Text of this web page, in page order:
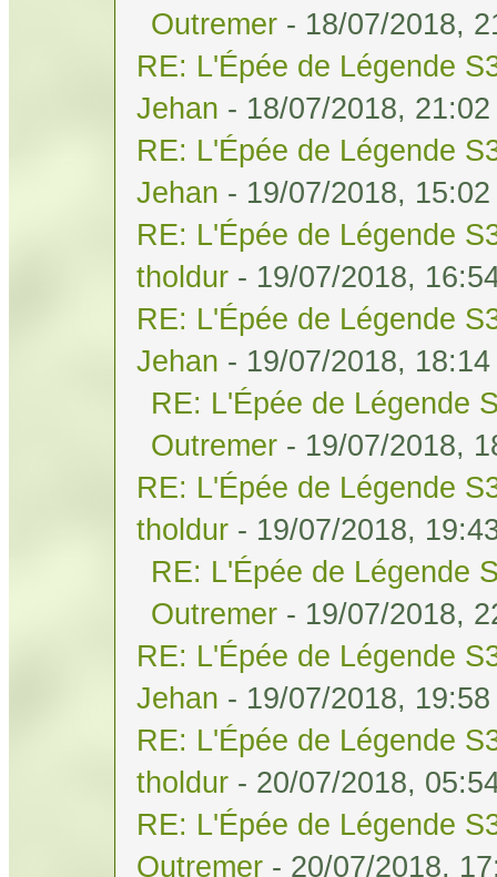
Outremer - 18/07/2018,
RE: L'Épée de Légende
Jehan - 18/07/2018, 21:02
RE: L'Épée de Légende
Jehan - 19/07/2018, 15:02
RE: L'Épée de Légende
tholdur - 19/07/2018,
RE: L'Épée de Légende
Jehan - 19/07/2018, 18:14
RE: L'Épée de Légende
Outremer - 19/07/2018,
RE: L'Épée de Légende
tholdur - 19/07/2018,
RE: L'Épée de Légende
Outremer - 19/07/2018,
RE: L'Épée de Légende
Jehan - 19/07/2018, 19:58
RE: L'Épée de Légende
tholdur - 20/07/2018,
RE: L'Épée de Légende
Outremer - 20/07/2018,